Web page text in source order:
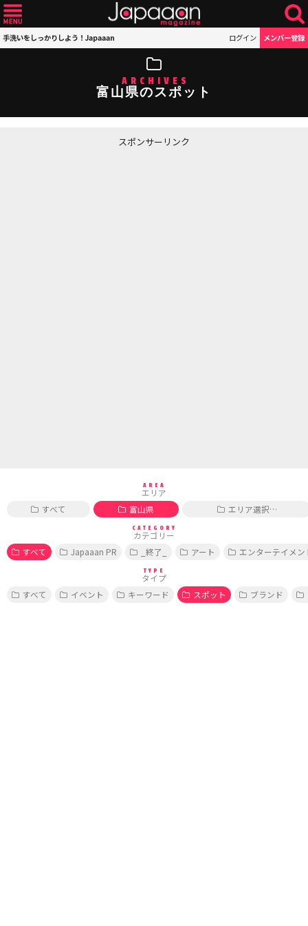
手洗いをしっかりしよう！Japaaan ログイン メンバー登録
ARCHIVES
富山県のスポット
スポンサーリンク
AREA
エリア
すべて
富山県 エリア選択…
CATEGORY
カテゴリー
すべて
Japaaan PR _終了_ アート エンターテイメン
TYPE
タイプ
すべて
イベント キーワード スポット ブランド